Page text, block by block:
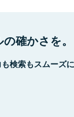
確かさを。
検索もスムーズ